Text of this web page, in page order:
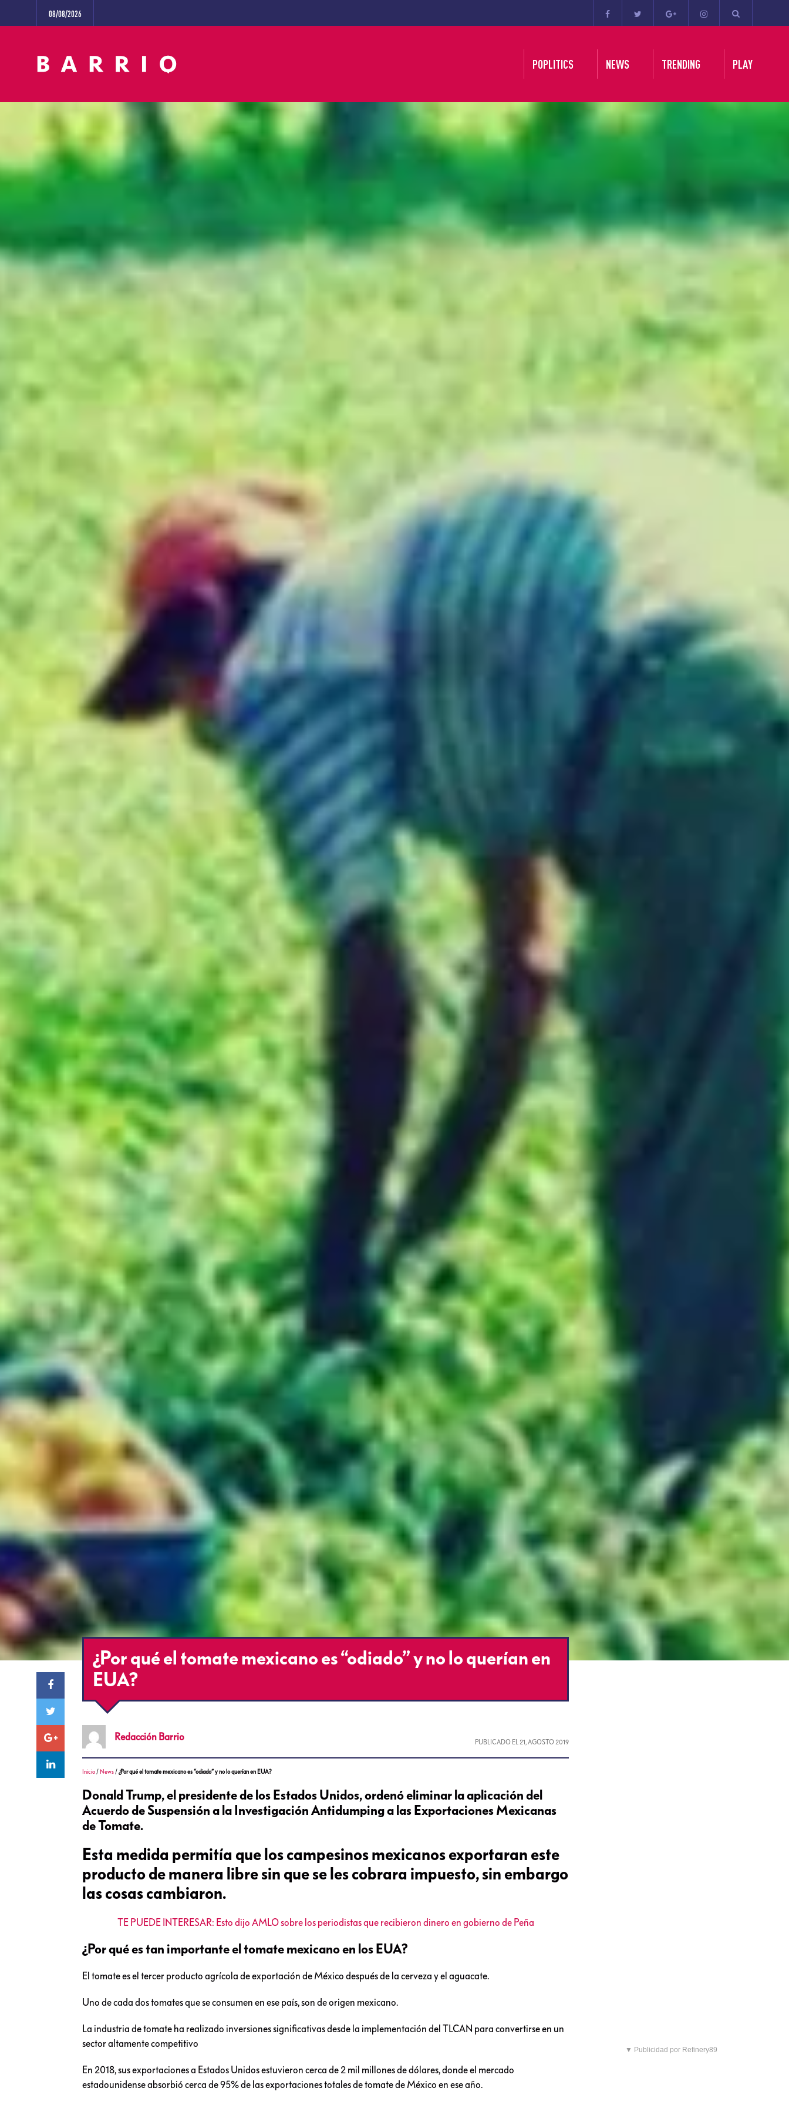
08/08/2026
POPLITICS NEWS TRENDING PLAY
¿Por qué el tomate mexicano es “odiado” y no lo querían en
EUA?
Redacción Barrio PUBLICADO EL 21, AGOSTO 2019
Inicio/ News/¿Por qué el tomate mexicano es “odiado” y no lo querían en EUA?
Donald Trump, el presidente de los Estados Unidos, ordenó eliminar la aplicación del
Acuerdo de Suspensión a la Investigación Antidumping a las Exportaciones Mexicanas
de Tomate.
Esta medida permitía que los campesinos mexicanos exportaran este
producto de manera libre sin que se les cobrara impuesto, sin embargo
las cosas cambiaron.
TE PUEDE INTERESAR: Esto dijo AMLO sobre los periodistas que recibieron dinero en gobierno de Peña
¿Por qué es tan importante el tomate mexicano en los EUA?
El tomate es el tercer producto agrícola de exportación de México después de la cerveza y el aguacate.
Uno de cada dos tomates que se consumen en ese país, son de origen mexicano.
La industria de tomate ha realizado inversiones significativas desde la implementación del TLCAN para convertirse en un
sector altamente competitivo
En 2018, sus exportaciones a Estados Unidos estuvieron cerca de 2 mil millones de dólares, donde el mercado
estadounidense absorbió cerca de 95% de las exportaciones totales de tomate de México en ese año.
▼ Publicidad por Refinery89